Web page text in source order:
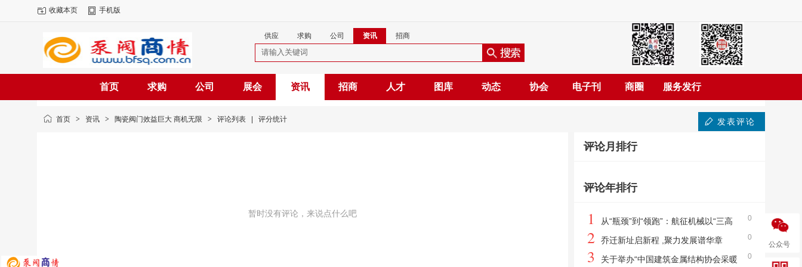
收藏本页 手机版
供应 求购 公司 资讯 招商
首页 求购 公司 展会 资讯 招商 人才 图库 动态 协会 电子刊 商圈 服务发行
发表评论
首页 > 资讯 > 陶瓷阀门效益巨大 商机无限 > 评论列表 评分统计
暂时没有评论，来说点什么吧
评论月排行
评论年排行
0
1
从“瓶颈”到“领跑”：航征机械以“三高
一大”打破炼油行业关键阀门进口垄断格局
0
2
乔迁新址启新程 ,聚力发展谱华章
—— 深圳市摩控自动化设备有限公司揭牌仪0
3
关于举办“中国建筑金属结构协会采暖
公众号